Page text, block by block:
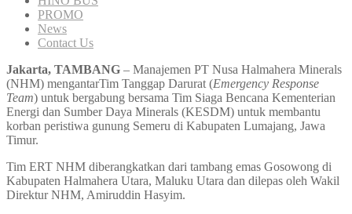
PROMO
News
Contact Us
Jakarta, TAMBANG – Manajemen PT Nusa Halmahera Minerals
(NHM) mengantarTim Tanggap Darurat (Emergency Response
Team) untuk bergabung bersama Tim Siaga Bencana Kementerian
Energi dan Sumber Daya Minerals (KESDM) untuk membantu
korban peristiwa gunung Semeru di Kabupaten Lumajang, Jawa
Timur.
Tim ERT NHM diberangkatkan dari tambang emas Gosowong di
Kabupaten Halmahera Utara, Maluku Utara dan dilepas oleh Wakil
Direktur NHM, Amiruddin Hasyim.